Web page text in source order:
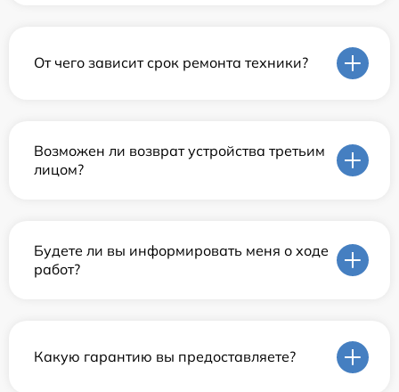
От чего зависит срок ремонта техники?
Возможен ли возврат устройства третьим
лицом?
Будете ли вы информировать меня о ходе
работ?
Какую гарантию вы предоставляете?